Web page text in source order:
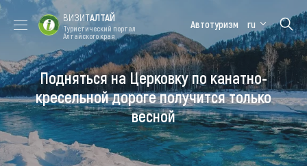
Форум VISIT
ALTAI
Цветение
маральника
Медицинский
форум
Алтайская
зимовка
Туры
Где побывать
ВИЗИТАЛТАЙ
Туристический портал
Алтайского края
Автотуризм ru
Подняться на Церковку по канатно-
кресельной дороге получится только
весной